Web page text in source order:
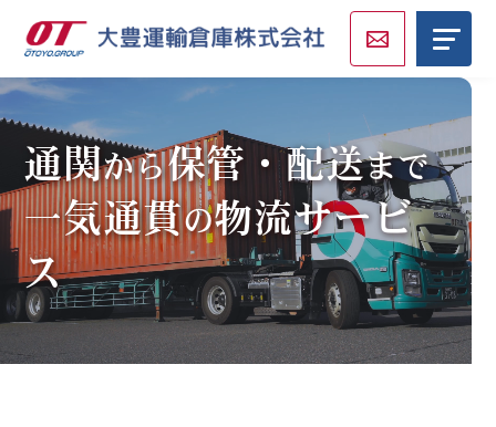
通関から保管・配送まで
一気通貫の物流サービ
ス